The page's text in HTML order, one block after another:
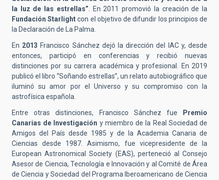
la luz de las estrellas”. En 2011 promovió la creación de la
Fundación Starlightcon el objetivo de difundir los principios de
la Declaración de La Palma.
En 2013 Francisco Sánchez dejó la dirección del IAC y, desde
entonces, participó en conferencias y recibió nuevas
distinciones por su carrera académica y profesional. En 2019
publicó el libro “Soñando estrellas”, un relato autobiográfico que
iluminó su amor por el Universo y su compromiso con la
astrofísica española.
Entre otras distinciones, Francisco Sánchez fue
Premio
Canarias de Investigación y miembro de la Real Sociedad de
Amigos del País desde 1985 y de la Academia Canaria de
Ciencias desde 1987. Asimismo, fue vicepresidente de la
European Astronomical Society (EAS), perteneció al Consejo
Asesor de Ciencia, Tecnología e Innovación y al Comité de Área
de Ciencia y Sociedad del Programa Iberoamericano de Ciencia